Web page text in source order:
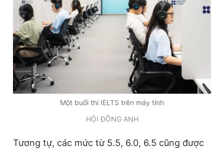
Tổng biên tập: Nguyễn Ngọc Toàn
Phó tổng biên tập thường trực: Hải Thành
Phó tổng biên tập: Lâm Hiếu Dũng
Phó tổng biên tập: Trần Việt Hưng
Tổng thư ký tòa soạn: Đức Trung
Giấy phép xuất bản số 110/GP - BTTTT cấp ngày 24.3.2020
© 2003-2026 Bản quyền thuộc về Báo Thanh Niên. Cấm sao
chép dưới mọi hình thức nếu không có sự chấp thuận bằng văn
bản. Phát triển bởi ePi Technologies, JSC.
Một buổi thi IELTS trên máy tính
HỘI ĐỒNG ANH
Tương tự, các mức từ 5.5, 6.0, 6.5 cũng được